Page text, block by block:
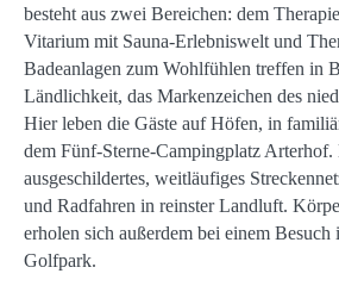
besteht aus zwei Bereichen: dem
Vitarium mit Sauna-Erlebniswelt und
Badeanlagen zum Wohlfühlen treffen in
Ländlichkeit, das Markenzeichen des
Hier leben die Gäste auf Höfen, in
dem Fünf-Sterne-Campingplatz Arterhof.
ausgeschildertes, weitläufiges
und Radfahren in reinster Landluft.
erholen sich außerdem bei einem Besuch
Golfpark.